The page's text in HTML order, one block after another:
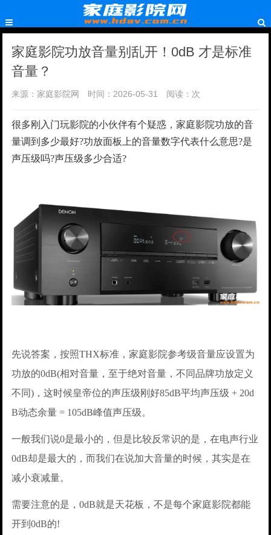
家庭影院功放音量别乱开！0dB 才是标准
音量？
来源：家庭影院网 时间：2026-05-31 阅读： 次
很多刚入门玩影院的小伙伴有个疑惑，家庭影院功放的音
量调到多少最好?功放面板上的音量数字代表什么意思?是
声压级吗?声压级多少合适?
先说答案，按照THX标准，家庭影院参考级音量应设置为
功放的0dB(相对音量，至于绝对音量，不同品牌功放定义
不同)，这时候皇帝位的声压级刚好85dB平均声压级 + 20d
B动态余量 = 105dB峰值声压级。
一般我们说0是最小的，但是比较反常识的是，在电声行业
0dB却是最大的，而我们在说加大音量的时候，其实是在
减小衰减量。
需要注意的是，0dB就是天花板，不是每个家庭影院都能
开到0dB的!